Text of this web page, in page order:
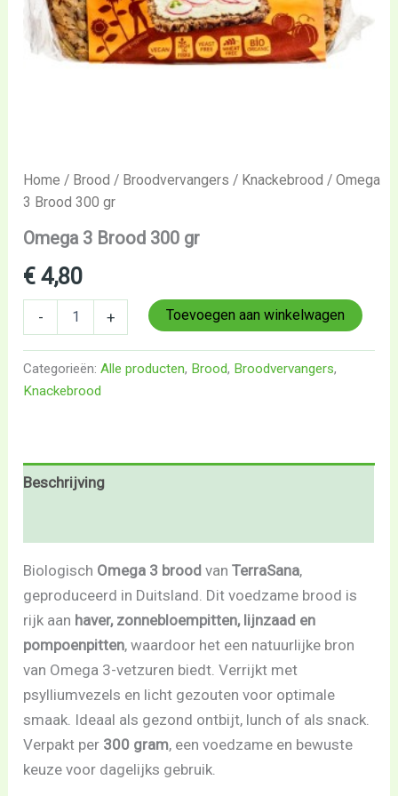
Home / Brood / Broodvervangers / Knackebrood / Omega
3 Brood 300 gr
Omega 3 Brood 300 gr
€ 4,80
- + Toevoegen aan winkelwagen
Categorieën:Alle producten, Brood, Broodvervangers,
Knackebrood
Beschrijving
Biologisch Omega 3 brood vanTerraSana,
geproduceerd in Duitsland. Dit voedzame brood is
rijk aan haver, zonnebloempitten, lijnzaad en
pompoenpitten, waardoor het een natuurlijke bron
van Omega 3-vetzuren biedt. Verrijkt met
psylliumvezels en licht gezouten voor optimale
smaak. Ideaal als gezond ontbijt, lunch of als snack.
Verpakt per 300 gram, een voedzame en bewuste
keuze voor dagelijks gebruik.